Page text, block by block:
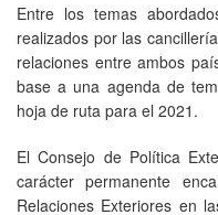
Entre los temas
realizados por las
relaciones entre ambos
base a una agenda de
hoja de ruta para el 2021.
El Consejo de Política
carácter permanente
Relaciones Exteriores en